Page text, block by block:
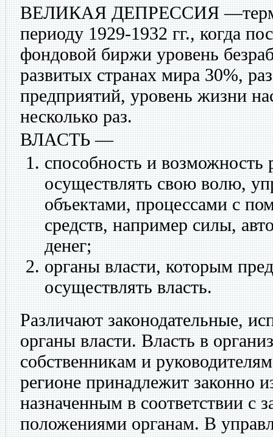
ВЕЛИКАЯ ДЕПРЕССИЯ
периоду 1929-1932 гг., когда
фондовой биржи уровень
развитых странах мира 30%,
предприятий, уровень жизни
несколько раз.
ВЛАСТЬ—
способность и возможность
осуществлять свою волю,
объектами, процессами с
средств, например силы,
денег;
органы власти, которым
осуществлять власть.
Различают законодательные,
органы власти. Власть в
собственникам и
регионе принадлежит законно
назначенным в соответствии с
положениями органам. В